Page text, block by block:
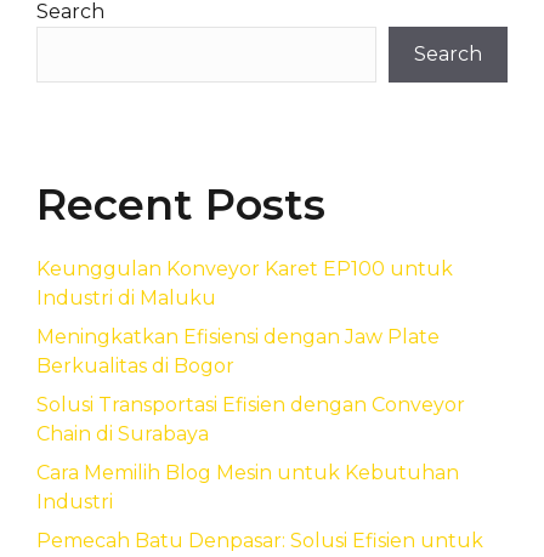
Search
Search
Recent Posts
Keunggulan Konveyor Karet EP100 untuk
Industri di Maluku
Meningkatkan Efisiensi dengan Jaw Plate
Berkualitas di Bogor
Solusi Transportasi Efisien dengan Conveyor
Chain di Surabaya
Cara Memilih Blog Mesin untuk Kebutuhan
Industri
Pemecah Batu Denpasar: Solusi Efisien untuk